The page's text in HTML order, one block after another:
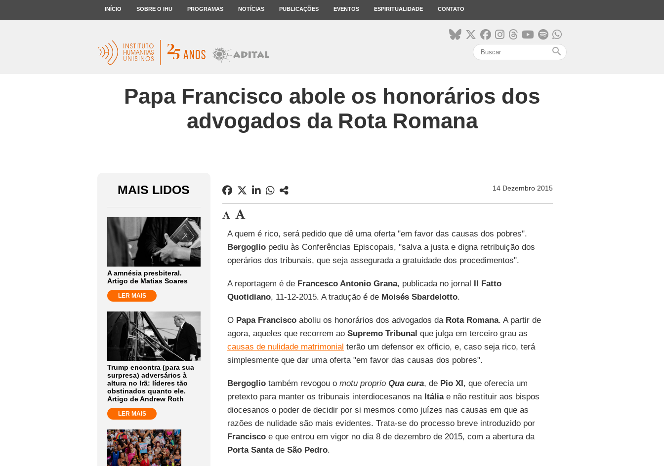
INÍCIO SOBRE O IHU PROGRAMAS NOTÍCIAS PUBLICAÇÕES EVENTOS ESPIRITUALIDADE CONTATO
search
Papa Francisco abole os honorários dos
advogados da Rota Romana
MAIS LIDOS
A amnésia presbiteral.
Artigo de Matias Soares
LER MAIS
Trump encontra (para sua
surpresa) adversários à
altura no Irã: líderes tão
obstinados quanto ele.
Artigo de Andrew Roth
LER MAIS
14 Dezembro 2015
A quem é rico, será pedido que dê uma oferta "em favor das causas dos pobres".
Bergogliopediu às Conferências Episcopais, "salva a justa e digna retribuição dos
operários dos tribunais, que seja assegurada a gratuidade dos procedimentos".
A reportagem é de Francesco Antonio Grana, publicada no jornal Il Fatto
Quotidiano, 11-12-2015. A tradução é de Moisés Sbardelotto.
O Papa Franciscoaboliu os honorários dos advogados da Rota Romana. A partir de
agora, aqueles que recorrem ao Supremo Tribunal que julga em terceiro grau as
causas de nulidade matrimonial terão um defensor ex officio, e, caso seja rico, terá
simplesmente que dar uma oferta "em favor das causas dos pobres".
Bergogliotambém revogou o motu proprio Qua cura, de Pio XI, que oferecia um
pretexto para manter os tribunais interdiocesanos na Itáliae não restituir aos bispos
diocesanos o poder de decidir por si mesmos como juízes nas causas em que as
razões de nulidade são mais evidentes. Trata-se do processo breve introduzido por
Franciscoe que entrou em vigor no dia 8 de dezembro de 2015, com a abertura da
Porta Santade São Pedro.